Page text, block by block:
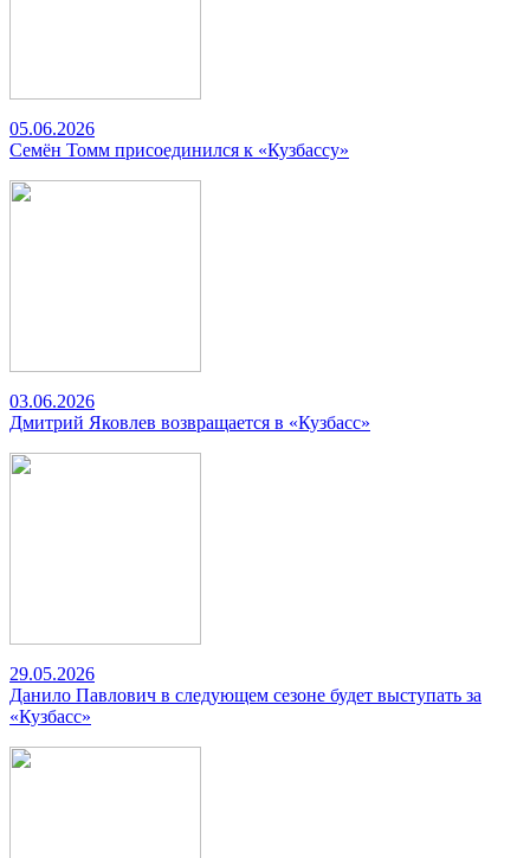
05.06.2026
Семён Томм присоединился к «Кузбассу»
03.06.2026
Дмитрий Яковлев возвращается в «Кузбасс»
29.05.2026
Данило Павлович в следующем сезоне будет выступать за
«Кузбасс»